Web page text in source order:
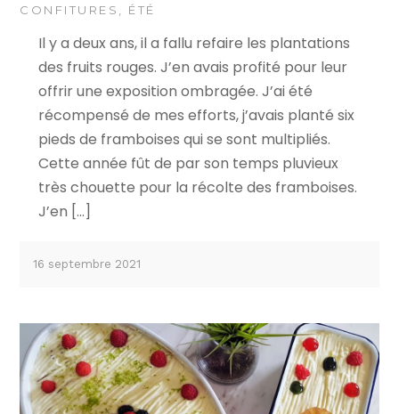
CONFITURES ÉTÉ
Il y a deux ans, il a fallu refaire les plantations
des fruits rouges. J’en avais profité pour leur
offrir une exposition ombragée. J’ai été
récompensé de mes efforts, j’avais planté six
pieds de framboises qui se sont multipliés.
Cette année fût de par son temps pluvieux
très chouette pour la récolte des framboises.
J’en […]
16 septembre 2021